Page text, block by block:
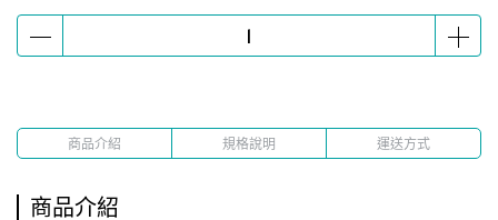
商品介紹 規格說明 運送方式
商品介紹